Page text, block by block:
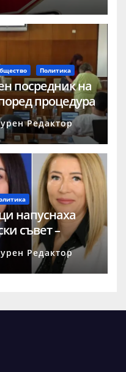
Политика
посредник на
процедура
Редактор
напуснаха
съвет –
Редактор